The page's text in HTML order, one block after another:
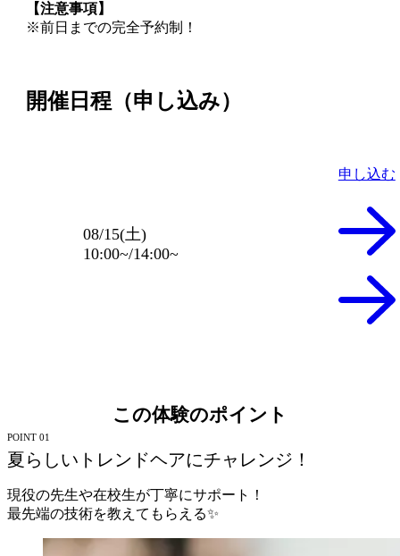
【注意事項】
※前日までの完全予約制！
開催日程（申し込み）
08/15(土)
10:00~/14:00~
申し込む
この体験のポイント
POINT 01
夏らしいトレンドヘアにチャレンジ！
現役の先生や在校生が丁寧にサポート！
最先端の技術を教えてもらえる✨